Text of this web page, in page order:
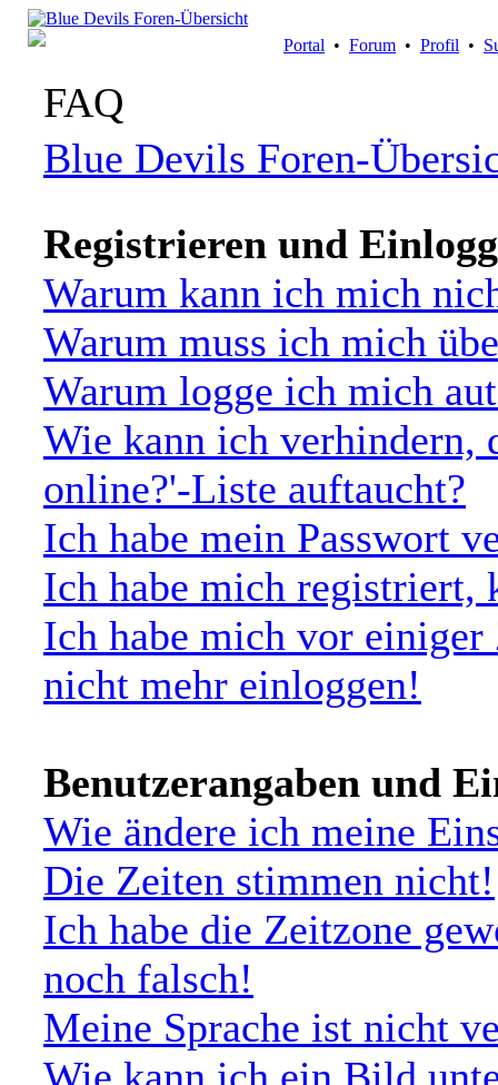
Portal • Forum • Profil •
FAQ
Blue Devils Foren-
Registrieren und
Warum kann ich mich
Warum muss ich mich
Warum logge ich mich
Wie kann ich verhindern,
online?'-Liste auftaucht?
Ich habe mein Passwort
Ich habe mich registriert,
Ich habe mich vor
nicht mehr einloggen!
Benutzerangaben und
Wie ändere ich meine
Die Zeiten stimmen nicht!
Ich habe die Zeitzone
noch falsch!
Meine Sprache ist nicht